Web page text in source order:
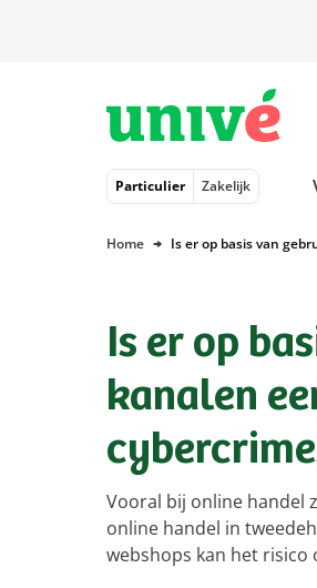
Particulier Zakelijk
Home Is er op basis van
Is er op
kanalen
Vooral bij online handel
online handel in
webshops kan het